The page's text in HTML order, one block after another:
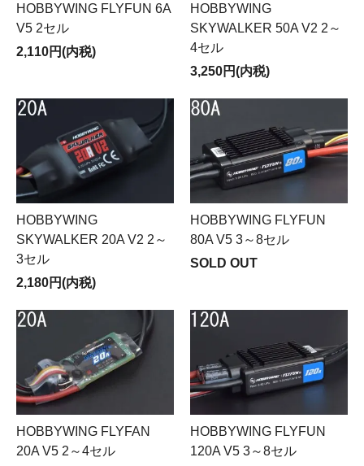
HOBBYWING FLYFUN 6A
V5 2セル
2,110円(内税)
HOBBYWING
SKYWALKER 50A V2 2～
4セル
3,250円(内税)
HOBBYWING
SKYWALKER 20A V2 2～
3セル
2,180円(内税)
HOBBYWING FLYFUN
80A V5 3～8セル
SOLD OUT
HOBBYWING FLYFAN
20A V5 2～4セル
HOBBYWING FLYFUN
120A V5 3～8セル